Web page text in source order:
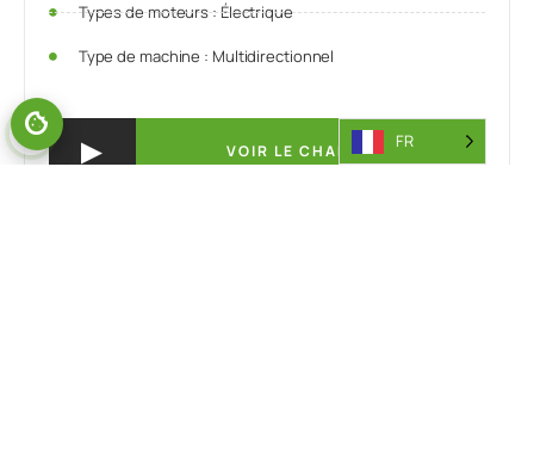
Types de moteurs : Électrique
Type de machine : Multidirectionnel
VOIR LE CHARIOT FR